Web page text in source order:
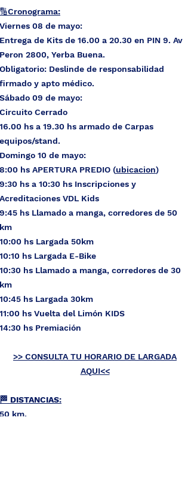
🔢Cronograma:​
Viernes 08 de mayo:
Entrega de Kits de 16.00 a 20.30 en PIN 9. Av
Peron 2800, Yerba Buena.
Obligatorio: Deslinde de responsabilidad
firmado y apto médico.
Sábado 09 de mayo:​
Circuito Cerrado
16.00 hs a 19.30 hs armado de Carpas
equipos/stand.
Domingo 10 de mayo:​
8:00 hs APERTURA PREDIO (ubicacion)
9:30 hs a 10:30 hs Inscripciones y
Acreditaciones VDL Kids
9:45 hs Llamado a manga, corredores de 50
km
10:00 hs Largada 50km
10:10 hs Largada E-Bike
10:30 hs Llamado a manga, corredores de 30
km
10:45 hs Largada 30km
11:00 hs Vuelta del Limón KIDS
14:30 hs Premiación​
>> CONSULTA TU HORARIO DE LARGADA
AQUI<<
🏁 DISTANCIAS:​
50 km.